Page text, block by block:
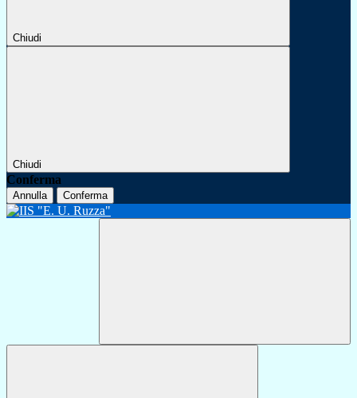
Chiudi
Chiudi
Conferma
Annulla Conferma